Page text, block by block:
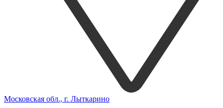
Московская обл., г. Лыткарино